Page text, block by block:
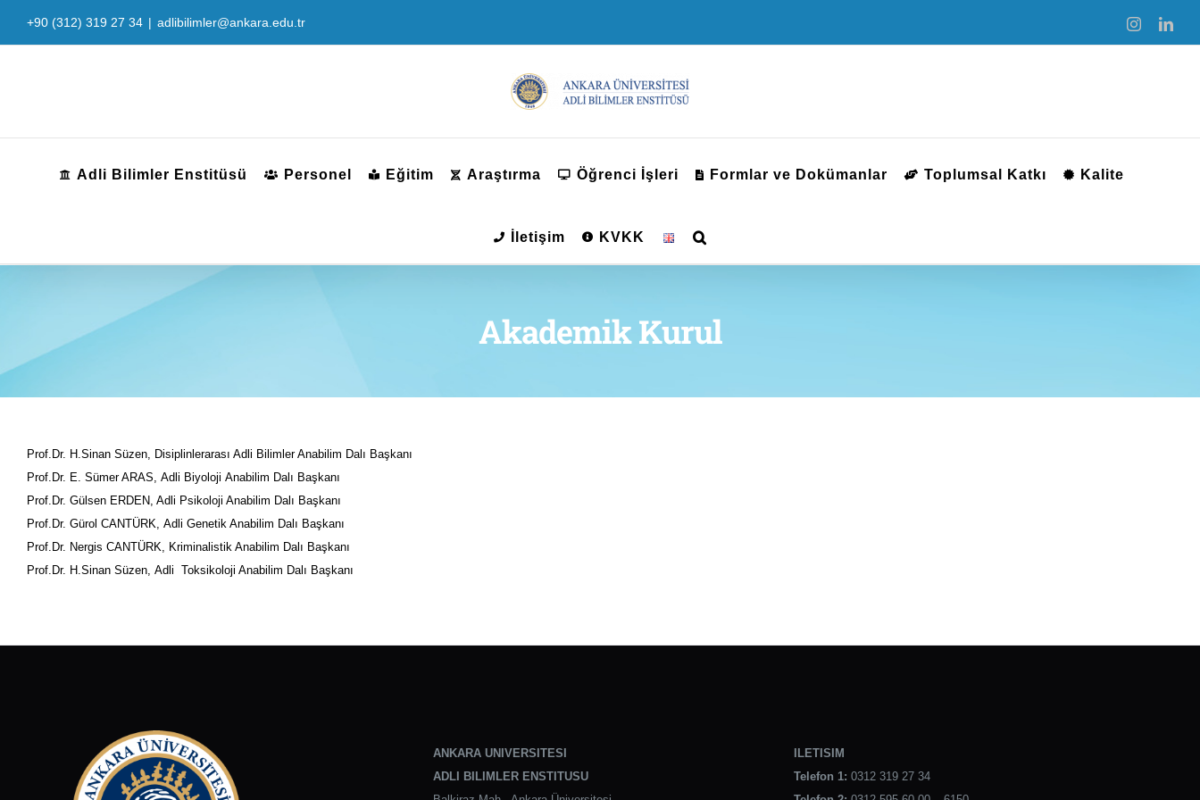
+90 (312) 319 27 34 | adlibilimler@ankara.edu.tr Instagram
Adli Bilimler Enstitüsü Personel Eğitim Araştırma Öğrenci İşleri Formlar ve Dokümanlar Toplumsal Katkı Kalite
İletişim KVKK
Akademik Kurul
Prof.Dr. H.Sinan Süzen, Disiplinlerarası Adli Bilimler Anabilim Dalı Başkanı
Prof.Dr. E. Sümer ARAS, Adli Biyoloji Anabilim Dalı Başkanı
Prof.Dr. Gülsen ERDEN, Adli Psikoloji Anabilim Dalı Başkanı
Prof.Dr. Gürol CANTÜRK, Adli Genetik Anabilim Dalı Başkanı
Prof.Dr. Nergis CANTÜRK, Kriminalistik Anabilim Dalı Başkanı
Prof.Dr. H.Sinan Süzen, Adli Toksikoloji Anabilim Dalı Başkanı
ANKARA UNIVERSITESI
ADLI BILIMLER ENSTITUSU
ILETISIM
Telefon 1: 0312 319 27 34